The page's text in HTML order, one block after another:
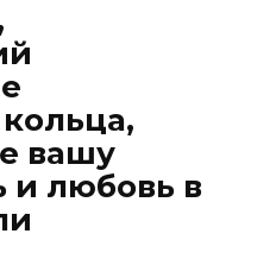
вашу
и любовь в